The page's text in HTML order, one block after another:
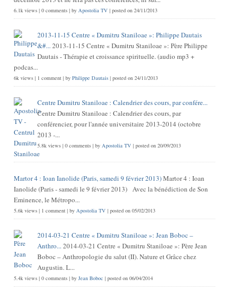
6.1k views| 0 comments| by Apostolia TV | posted on 24/11/2013
2013-11-15 Centre « Dumitru Staniloae »: Philippe Dautais
&#...2013-11-15 Centre « Dumitru Staniloae »: Père Philippe
Dautais - Thérapie et croissance spirituelle. (audio mp3 +
podcas...
6k views| 1 comment| by Philippe Dautais| posted on 24/11/2013
Centre Dumitru Staniloae : Calendrier des cours, par confére...
Centre Dumitru Staniloae : Calendrier des cours, par
conférencier, pour l'année universitaire 2013-2014 (octobre
2013 -...
5.8k views| 0 comments| by Apostolia TV | posted on 20/09/2013
Martor 4 : Ioan Ianolide (Paris, samedi 9 février 2013)Martor 4 : Ioan
Ianolide (Paris - samedi le 9 février 2013) Avec la bénédiction de Son
Eminence, le Métropo...
5.6k views| 1 comment| by Apostolia TV | posted on 05/02/2013
2014-03-21 Centre « Dumitru Staniloae »: Jean Boboc –
Anthro...2014-03-21 Centre « Dumitru Staniloae »: Père Jean
Boboc – Anthropologie du salut (II). Nature et Grâce chez
Augustin. L...
5.4k views| 0 comments| by Jean Boboc | posted on 06/04/2014